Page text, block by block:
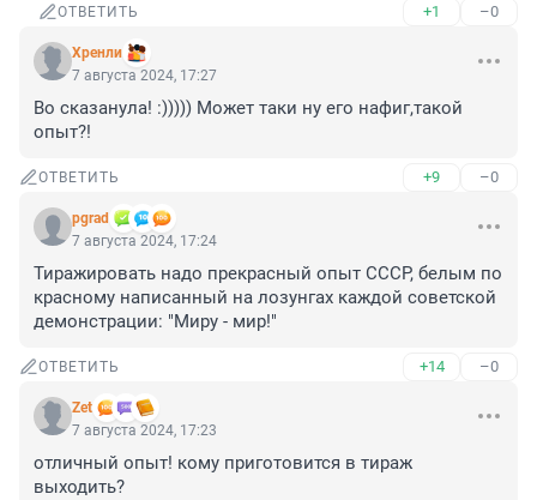
ОТВЕТИТЬ +1 –0
Хренли
7 августа 2024, 17:27
Во сказанула! :))))) Может таки ну его нафиг,такой
опыт?!
ОТВЕТИТЬ +9 –0
pgrad
7 августа 2024, 17:24
Тиражировать надо прекрасный опыт СССР, белым по
красному написанный на лозунгах каждой советской
демонстрации: "Миру - мир!"
ОТВЕТИТЬ +14 –0
Zet
7 августа 2024, 17:23
отличный опыт! кому приготовится в тираж
выходить?